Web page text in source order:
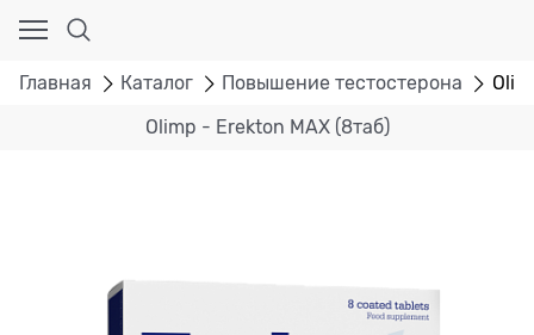
Главная Каталог Повышение тестостерона
Olimp - Erekton MAX (8таб)